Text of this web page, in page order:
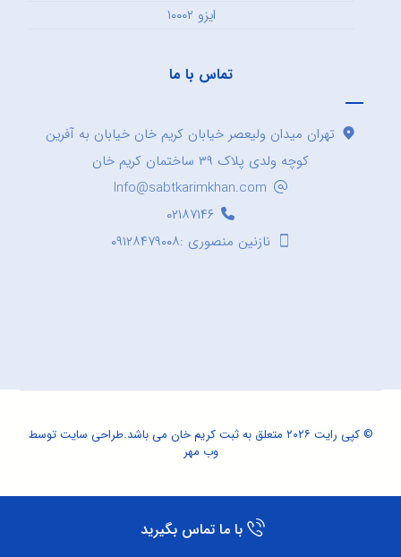
ایزو ۱۰۰۰۲
تماس با ما
تهران میدان ولیعصر خیابان کریم خان خیابان به آفرین
کوچه ولدی پلاک ۳۹ ساختمان کریم خان
Info@sabtkarimkhan.com
۰۲۱۸۷۱۴۶
نازنین منصوری :۰۹۱۲۸۴۷۹۰۰۸
© کپی رایت ۲۰۲۶ متعلق به ثبت کریم خان می باشد. طراحی سایتتوسط
وب مهر
با ما تماس بگیرید